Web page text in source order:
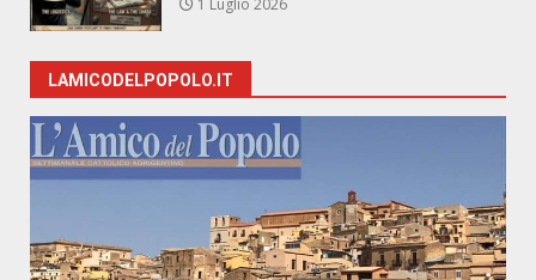
1 Luglio 2026
LAMICODELPOPOLO.IT